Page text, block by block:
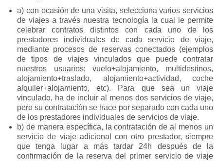
a) con ocasión de una visita, selecciona varios servicios
de viajes a través nuestra tecnología la cual le permite
celebrar contratos distintos con cada uno de los
prestadores individuales de cada servicio de viaje,
mediante procesos de reservas conectados (ejemplos
de tipos de viajes vinculados que puede contratar
nuestros usuarios; vuelo+alojamiento, multidestinos,
alojamiento+traslado, alojamiento+actividad, coche
alquiler+alojamiento, etc). Para que sea un viaje
vinculado, ha de incluir al menos dos servicios de viaje,
pero su contratación se hace por separado con cada uno
de los prestadores individuales de servicios de viaje.
b) de manera específica, la contratación de al menos un
servicio de viaje adicional con otro prestador, siempre
que tenga lugar a más tardar 24h después de la
confirmación de la reserva del primer servicio de viaje